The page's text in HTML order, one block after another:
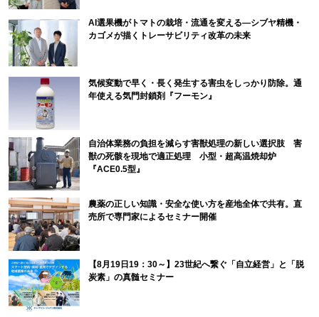
AI選果機がトマトの栽培・流通を変える―シブヤ精機・
カゴメが描くトレーサビリティ改革の未来
気候変動で早く・長く発生する害虫をしっかり防除。通
年使える気門封鎖剤『フーモン』
自治体業務の負担を減らす害獣処理の新しい選択肢 害
獣の死骸を現地で適正処理 小型・超高温焼却炉
『ACE0.5型』
農薬の正しい知識・安全な使い方を産地全体で共有。直
売所で専門家によるセミナー開催
【8月19日19：30～】23世紀へ繋ぐ「自立経営」と「脱
炭素」の真髄セミナー